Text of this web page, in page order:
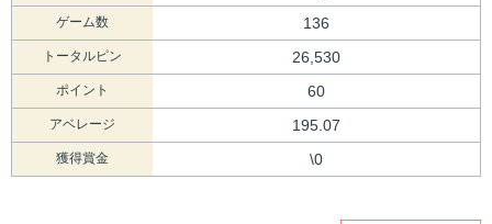
ゲーム数 136
トータルピン 26,530
ポイント 60
アベレージ 195.07
獲得賞金 \0